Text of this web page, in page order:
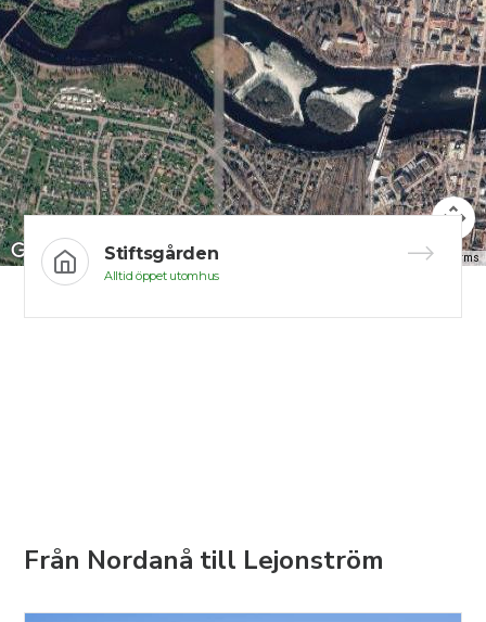
Keyboard shortcuts Image may be subject to copyright Terms
Stiftsgården
Alltid öppet utomhus
Från Nordanå till Lejonström